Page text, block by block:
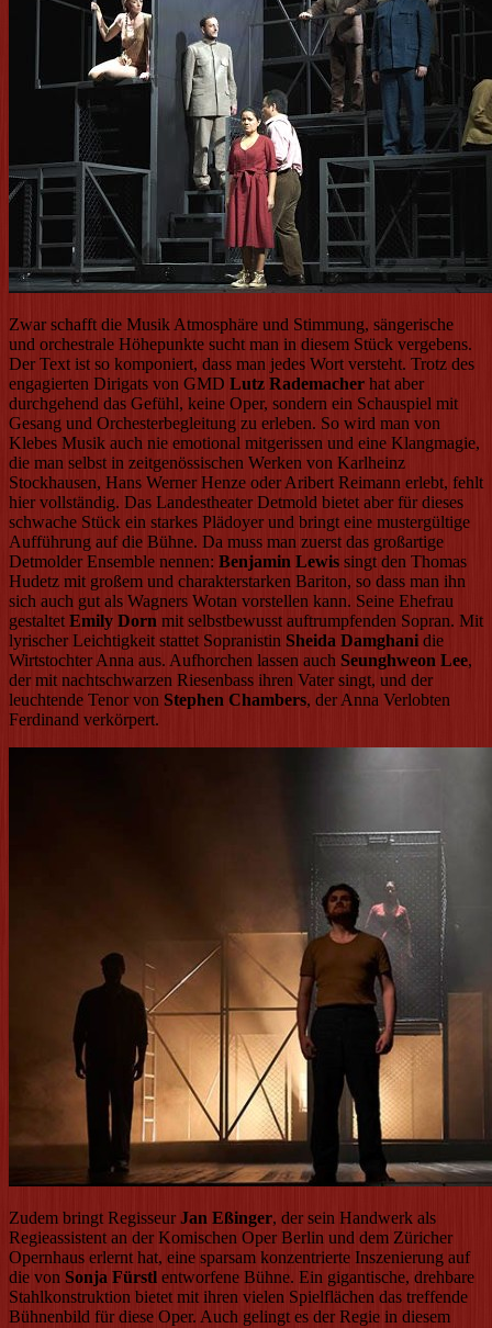
Zwar schafft die Musik Atmosphäre und Stimmung, sängerische
und orchestrale Höhepunkte sucht man in diesem Stück vergebens.
Der Text ist so komponiert, dass man jedes Wort versteht. Trotz des
engagierten Dirigats von GMD Lutz Rademacher hat aber
durchgehend das Gefühl, keine Oper, sondern ein Schauspiel mit
Gesang und Orchesterbegleitung zu erleben. So wird man von
Klebes Musik auch nie emotional mitgerissen und eine Klangmagie,
die man selbst in zeitgenössischen Werken von Karlheinz
Stockhausen, Hans Werner Henze oder Aribert Reimann erlebt, fehlt
hier vollständig. Das Landestheater Detmold bietet aber für dieses
schwache Stück ein starkes Plädoyer und bringt eine mustergültige
Aufführung auf die Bühne. Da muss man zuerst das großartige
Detmolder Ensemble nennen: Benjamin Lewis singt den Thomas
Hudetz mit großem und charakterstarken Bariton, so dass man ihn
sich auch gut als Wagners Wotan vorstellen kann. Seine Ehefrau
gestaltet Emily Dorn mit selbstbewusst auftrumpfenden Sopran. Mit
lyrischer Leichtigkeit stattet Sopranistin Sheida Damghani die
Wirtstochter Anna aus. Aufhorchen lassen auch Seunghweon Lee,
der mit nachtschwarzen Riesenbass ihren Vater singt, und der
leuchtende Tenor von Stephen Chambers, der Anna Verlobten
Ferdinand verkörpert.
Zudem bringt RegisseurJan Eßinger, der sein Handwerk als
Regieassistent an der Komischen Oper Berlin und dem Züricher
Opernhaus erlernt hat, eine sparsam konzentrierte Inszenierung auf
die von Sonja Fürstl entworfene Bühne. Ein gigantische, drehbare
Stahlkonstruktion bietet mit ihren vielen Spielflächen das treffende
Bühnenbild für diese Oper. Auch gelingt es der Regie in diesem